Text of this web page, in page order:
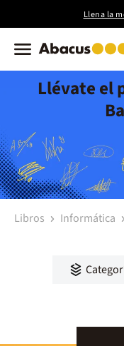
Llena la
Llévate el
Libros Informática